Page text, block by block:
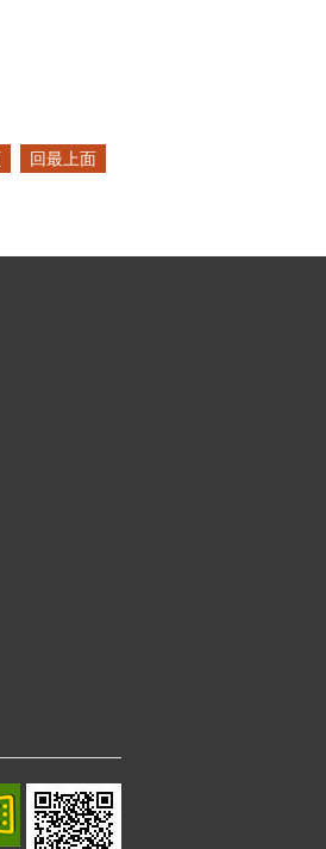
回最上面